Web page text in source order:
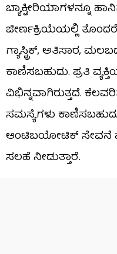
ಬ್ಯಾಕ್ಟೀರಿಯಾಗಳನ್ನೂ
ಜೀರ್ಣಕ್ರಿಯೆಯಲ್ಲಿ
ಗ್ಯಾಸ್ಟ್ರಿಕ್, ಅತಿಸಾರ,
ಕಾಣಿಸಬಹುದು. ಪ್ರತಿ
ವಿಭಿನ್ನವಾಗಿರುತ್ತದೆ.
ಸಮಸ್ಯೆಗಳು
ಆಂಟಿಬಯೋಟಿಕ್ ಸೇವನೆ
ಸಲಹೆ ನೀಡುತ್ತಾರೆ.